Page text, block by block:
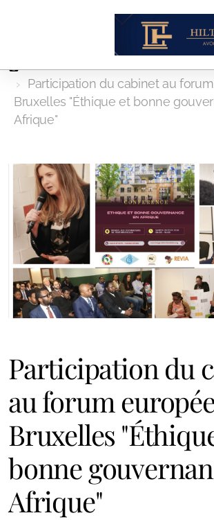
Participation du cabinet au
Bruxelles "Éthique et bonne
Afrique"
Participation du
au forum
Bruxelles
bonne
Afrique"